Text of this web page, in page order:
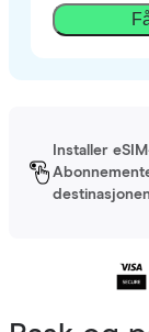
Installer